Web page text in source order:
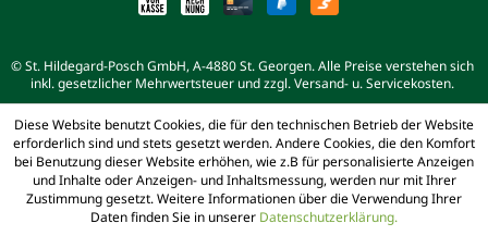
© St. Hildegard-Posch GmbH, A-4880 St. Georgen. Alle Preise verstehen sich
inkl. gesetzlicher Mehrwertsteuer und zzgl. Versand- u. Servicekosten.
Diese Website benutzt Cookies, die für den technischen Betrieb der Website
erforderlich sind und stets gesetzt werden. Andere Cookies, die den Komfort
bei Benutzung dieser Website erhöhen, wie z.B für personalisierte Anzeigen
und Inhalte oder Anzeigen- und Inhaltsmessung, werden nur mit Ihrer
Zustimmung gesetzt. Weitere Informationen über die Verwendung Ihrer
Daten finden Sie in unserer Datenschutzerklärung.